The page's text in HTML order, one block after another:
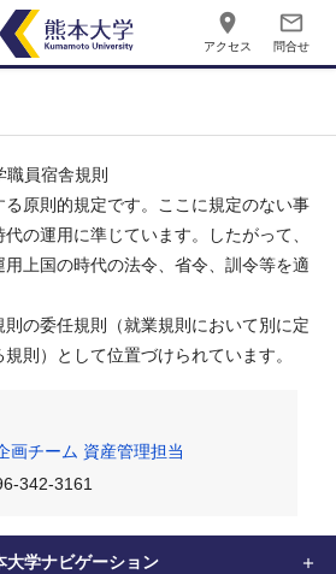
place
アクセス
mail_outline
問合せ
職員宿舎規則
原則的規定です。ここに規定のない事
の運用に準じています。したがって、
上国の時代の法令、省令、訓令等を適
の委任規則（就業規則において別に定
則）として位置づけられています。
チーム 資産管理担当
342-3161
大学ナビゲーション